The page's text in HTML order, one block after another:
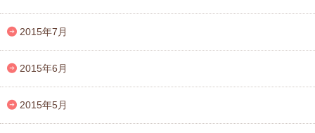
2015年7月
2015年6月
2015年5月